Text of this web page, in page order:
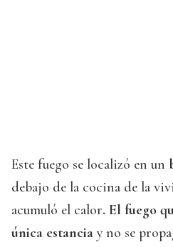
Este fuego se localizó en un
debajo de la cocina de la
acumuló el calor. El fuego
única estancia y no se